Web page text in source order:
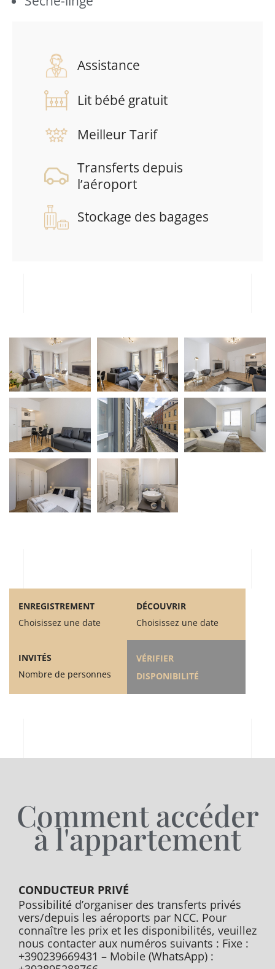
Assistance
Lit bébé gratuit
Meilleur Tarif
Transferts depuis
l’aéroport
Stockage des bagages
ENREGISTREMENT
Choisissez une date
DÉCOUVRIR
Choisissez une date
INVITÉS
Nombre de personnes
VÉRIFIER
DISPONIBILITÉ
Comment accéder
à l'appartement
CONDUCTEUR PRIVÉ
Possibilité d’organiser des transferts privés
vers/depuis les aéroports par NCC. Pour
connaître les prix et les disponibilités, veuillez
nous contacter aux numéros suivants : Fixe :
+390239669431 – Mobile (WhatsApp) :